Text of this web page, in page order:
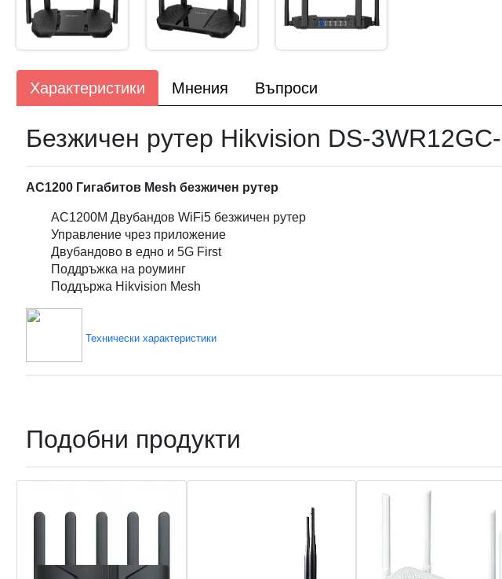
Характеристики Мнения Въпроси
Безжичен рутер Hikvision DS-
AC1200 Гигабитов Mesh безжичен рутер
AC1200M Двубандов WiFi5 безжичен рутер
Управление чрез приложение
Двубандово в едно и 5G First
Поддръжка на роуминг
Поддържа Hikvision Mesh
Технически характеристики
Подобни продукти